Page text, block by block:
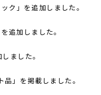
ク」を追加しました。
追加しました。
ました。
」を掲載しました。